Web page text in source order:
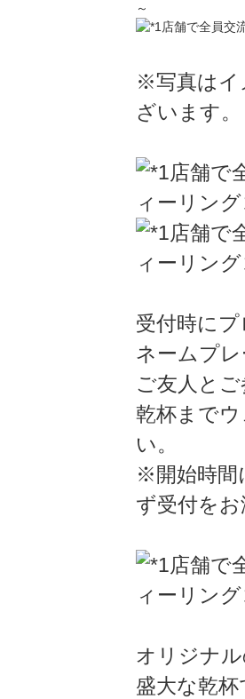
～
※写真はイ
ざいます。
受付時に
ネームプ
ご友人と
乾杯まで
い。
※開始時間
ず受付を
オリジナ
盛大な乾